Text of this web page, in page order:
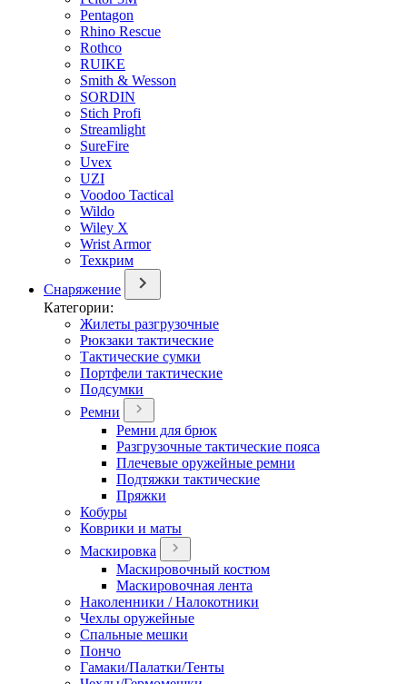
Pentagon
Rhino Rescue
Rothco
RUIKE
Smith & Wesson
SORDIN
Stich Profi
Streamlight
SureFire
Uvex
UZI
Voodoo Tactical
Wildo
Wiley X
Wrist Armor
Техкрим
Снаряжение
Категории:
Жилеты разгрузочные
Рюкзаки тактические
Тактические сумки
Портфели тактические
Подсумки
Ремни
Ремни для брюк
Разгрузочные тактические пояса
Плечевые оружейные ремни
Подтяжки тактические
Пряжки
Кобуры
Коврики и маты
Маскировка
Маскировочный костюм
Маскировочная лента
Наколенники / Налокотники
Чехлы оружейные
Спальные мешки
Пончо
Гамаки/Палатки/Тенты